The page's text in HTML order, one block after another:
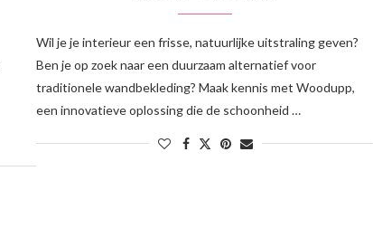
Wil je je interieur een frisse, natuurlijke uitstraling geven?
Ben je op zoek naar een duurzaam alternatief voor
traditionele wandbekleding? Maak kennis met Woodupp,
een innovatieve oplossing die de schoonheid …